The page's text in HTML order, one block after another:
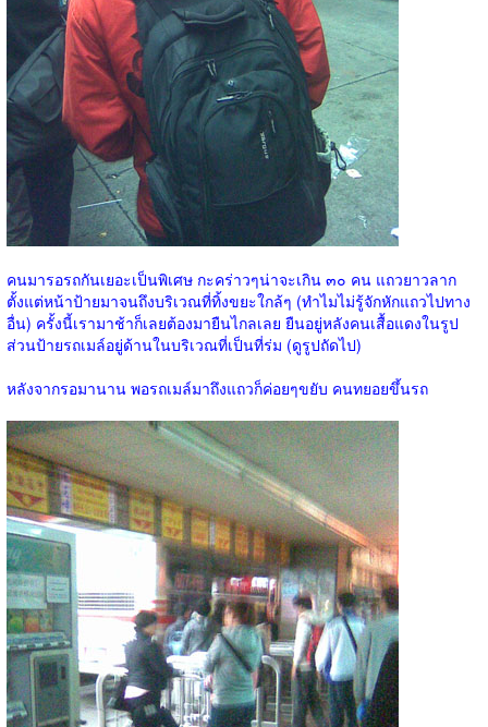
คนมารอรถกันเยอะเป็นพิเศษ กะคร่าวๆน่าจะเกิน ๓๐ คน แถวยาวลาก
ตั้งแต่หน้าป้ายมาจนถึงบริเวณที่ทิ้งขยะใกล้ๆ (ทำไมไม่รู้จักหักแถวไปทาง
อื่น) ครั้งนี้เรามาช้าก็เลยต้องมายืนไกลเลย ยืนอยู่หลังคนเสื้อแดงในรูป
ส่วนป้ายรถเมล์อยู่ด้านในบริเวณที่เป็นที่ร่ม (ดูรูปถัดไป)
หลังจากรอมานาน พอรถเมล์มาถึงแถวก็ค่อยๆขยับ คนทยอยขึ้นรถ